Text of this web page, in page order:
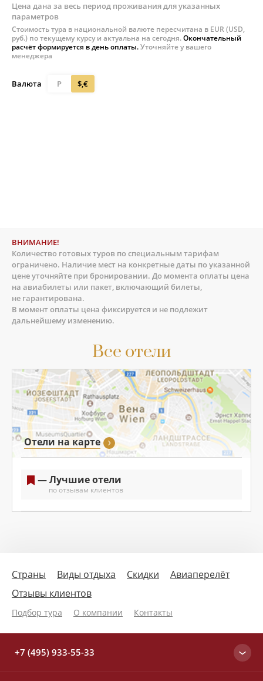
Все отели
Отели на карте
— Лучшие отели
по отзывам клиентов
Цена дана за весь период проживания для указанных
параметров
Стоимость тура в национальной валюте пересчитана в EUR (USD,
руб.) по текущему курсу и актуальна на сегодня.Окончательный
расчёт формируется в день оплаты.Уточняйте у вашего
менеджера
Валюта Р $,€
ВНИМАНИЕ!
Количество готовых туров по специальным тарифам
ограничено. Наличие мест на конкретные даты по указанной
цене уточняйте при бронировании. До момента оплаты цена
на авиабилеты или пакет, включающий билеты,
не гарантирована.
В момент оплаты цена фиксируется и не подлежит
дальнейшему изменению.
Страны Виды отдыха Скидки
Авиаперелёт
Отзывы клиентов
Подбор тура О компании Контакты
+7 (495) 933-55-33